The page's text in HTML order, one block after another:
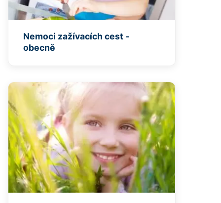
Nemoci zažívacích cest -
obecně